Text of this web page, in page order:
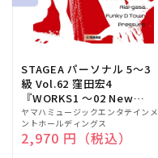
STAGEA パーソナル 5～3
級 Vol.62 窪田宏4
『WORKS1 ～02 New
edition～』
販
売
元:
ヤマハミュージックエンタテインメ
ントホールディングス
通常価格
2,970 円（税込）